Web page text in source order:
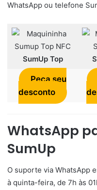
WhatsApp ou telefone
SumUp Top
Peça seu
desconto
WhatsApp
SumUp
O suporte via WhatsApp
à quinta-feira, de 7h às